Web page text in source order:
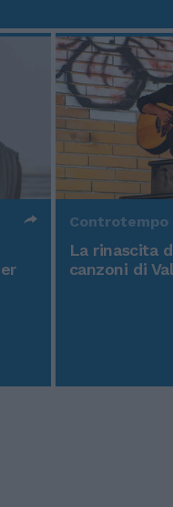
Controtempo
La rinascita
canzoni di